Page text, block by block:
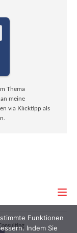
Thema
meine
via Klicktipp als
Funktionen
Indem Sie